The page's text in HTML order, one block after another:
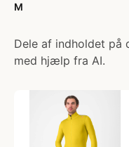
M
Dele af indholdet på
med hjælp fra AI.